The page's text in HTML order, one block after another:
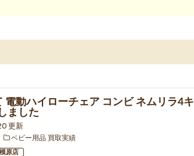
電動ハイローチェア コンビ ネムリラ4キ
ました
更新
ベビー用品 買取実績
原店